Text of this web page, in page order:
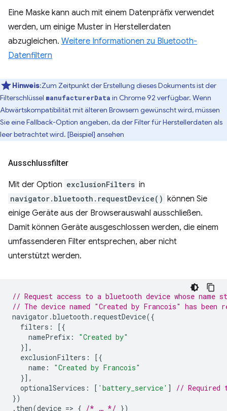
Eine Maske kann auch mit einem Datenpräfix verwendet
werden, um einige Muster in Herstellerdaten
abzugleichen. Weitere Informationen zu Bluetooth-
Datenfiltern
Hinweis:Zum Zeitpunkt der Erstellung dieses Dokuments ist der
Filterschlüssel manufacturerData in Chrome 92 verfügbar. Wenn
Abwärtskompatibilität mit älteren Browsern gewünscht wird, müssen
Sie eine Fallback-Option angeben, da der Filter für Herstellerdaten als
leer betrachtet wird. [Beispiel] ansehen
Ausschlussfilter
Mit der Option exclusionFilters in
navigator.bluetooth.requestDevice() können Sie
einige Geräte aus der Browserauswahl ausschließen.
Damit können Geräte ausgeschlossen werden, die einem
umfassenderen Filter entsprechen, aber nicht
unterstützt werden.
// Request access to a bluetooth device whose
// The device named "Created by Francois" has been
navigator .bluetooth . requestDevice({
filters :
[{
namePrefix :
"Created by"
}],
exclusionFilters :
[{
name :
"Created by Francois"
}],
optionalServices : [ 'battery_service' ]
// Required
})
. then(device => { /* … */ })